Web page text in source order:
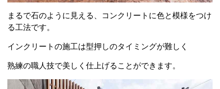
まるで石のように見える、コンクリートに色と模様をつけ
る工法です。
インクリートの施工は型押しのタイミングが難しく
熟練の職人技で美しく仕上げることができます。